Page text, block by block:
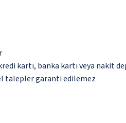
kartı, banka kartı veya nakit
talepler garanti edilemez